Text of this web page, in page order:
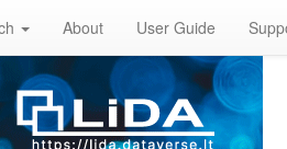
About User Guide